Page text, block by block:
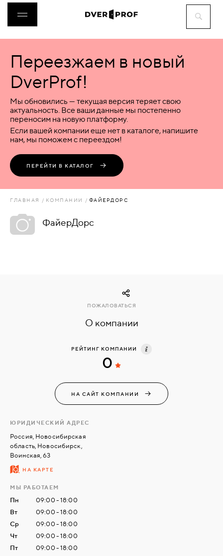
ДВЕРИ
ФУРНИТУРА
ВОРОТА
ПЕРЕГОРОДКИ
АКСЕССУАРЫ
ЗАВКИ
СТАТЬИ
СВЯЗАТЬСЯ
НАМИ
ВОЙТИ
Переезжаем в новый
DverProf!
Мы обновились — текущая версия теряет свою
актуальность. Все ваши данные мы постепенно
переносим на новую платформу.
Если вашей компании еще нет в каталоге, напишите
нам, мы поможем с переездом!
ПЕРЕЙТИ В КАТАЛОГ
ГЛАВНАЯ КОМПАНИИ ФАЙЕРДОРС
ФайерДорс
О компании
ПОЖАЛОВАТЬСЯ
РЕЙТИНГ КОМПАНИИ
0
НА САЙТ КОМПАНИИ
ЮРИДИЧЕСКИЙ АДРЕС
Россия, Новосибирская
область, Новосибирск,
Воинская, 63
НА КАРТЕ
МЫ РАБОТАЕМ
Пн
09:00 - 18:00
Вт
09:00 - 18:00
Ср
09:00 - 18:00
Чт
09:00 - 18:00
Пт
09:00 - 18:00